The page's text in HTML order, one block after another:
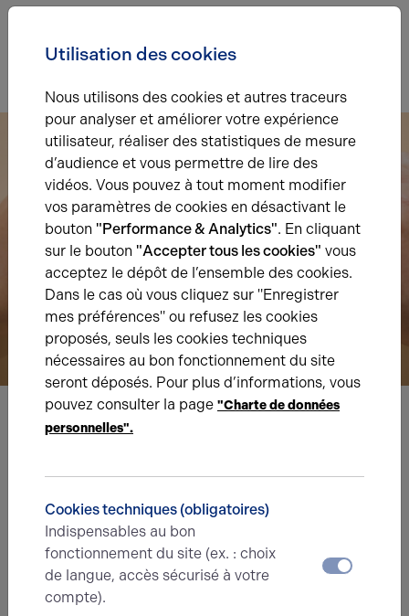
Diagnostic GES en cours
Nous avons hâte de vous lire,
Nom*
Prénom*
Utilisation des cookies
Nous utilisons des cookies et autres traceurs
pour analyser et améliorer votre expérience
utilisateur, réaliser des statistiques de mesure
d’audience et vous permettre de lire des
vidéos. Vous pouvez à tout moment modifier
vos paramètres de cookies en désactivant le
bouton "Performance & Analytics". En cliquant
sur le bouton "Accepter tous les cookies" vous
acceptez le dépôt de l’ensemble des cookies.
Dans le cas où vous cliquez sur "Enregistrer
mes préférences" ou refusez les cookies
proposés, seuls les cookies techniques
nécessaires au bon fonctionnement du site
seront déposés. Pour plus d’informations, vous
pouvez consulter la page "Charte de données
personnelles".
Cookies techniques (obligatoires)
Indispensables au bon
fonctionnement du site (ex. : choix
de langue, accès sécurisé à votre
compte).